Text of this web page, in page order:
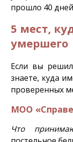
прошло 40
5 мест,
умершего
Если вы
знаете, куда
проверенных
МОО
Что